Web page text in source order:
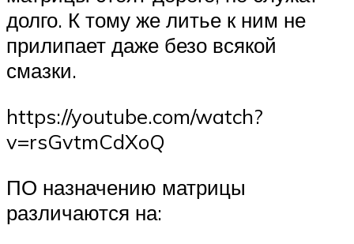
долго. К тому же литье к ним не
прилипает даже безо всякой
смазки.
https://youtube.com/watch?
v=rsGvtmCdXoQ
ПО назначению матрицы
различаются на: